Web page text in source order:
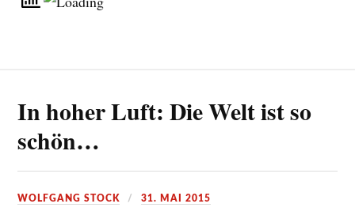
In hoher Luft: Die Welt ist so
schön…
WOLFGANG STOCK 31. MAI 2015